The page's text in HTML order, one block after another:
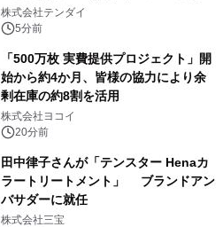
め買いキャンペーンを8/6開始
株式会社テンダイ
5分前
「500万枚 実費提供プロジェクト」開
始から約4か月、皆様の協力により余
剰在庫の約8割を活用
株式会社ヨコイ
20分前
田中律子さんが「テンスター Henaカ
ラートリートメント」 ブランドアン
バサダーに就任
株式会社三宝